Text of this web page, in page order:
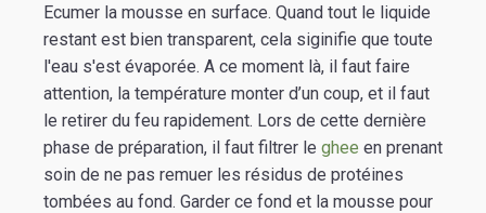
Ecumer la mousse en surface. Quand tout le liquide
restant est bien transparent, cela siginifie que toute
l'eau s'est évaporée. A ce moment là, il faut faire
attention, la température monter d’un coup, et il faut
le retirer du feu rapidement. Lors de cette dernière
phase de préparation, il faut filtrer le ghee en prenant
soin de ne pas remuer les résidus de protéines
tombées au fond. Garder ce fond et la mousse pour